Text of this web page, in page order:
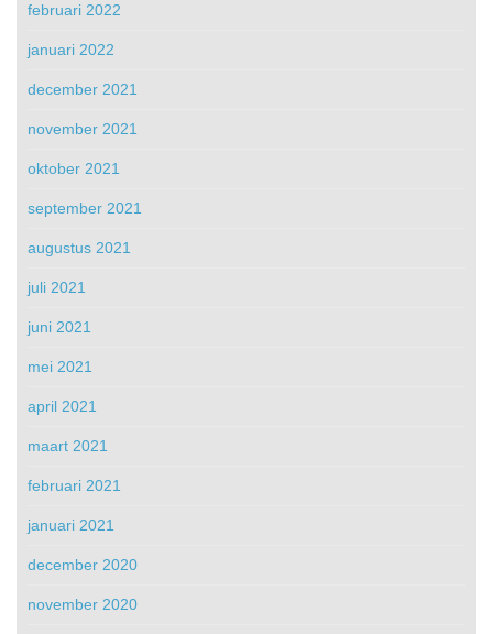
februari 2022
januari 2022
december 2021
november 2021
oktober 2021
september 2021
augustus 2021
juli 2021
juni 2021
mei 2021
april 2021
maart 2021
februari 2021
januari 2021
december 2020
november 2020